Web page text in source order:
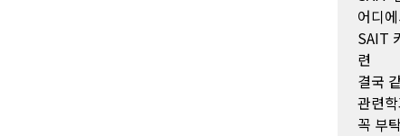
어디
SAIT
련
결국
관련
꼭 부